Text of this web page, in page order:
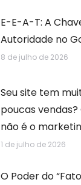
E-E-A-T: A
Autoridade no
8 de julho de 2026
Seu site tem
poucas
não é o
1 de julho de 2026
O Poder do